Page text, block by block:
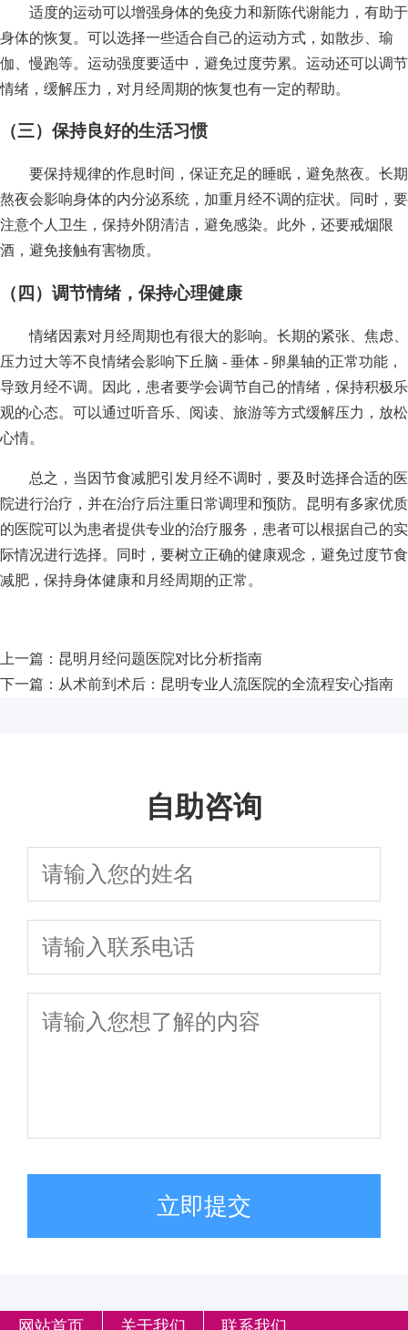
适度的运动可以增强身体的免疫力和新陈代谢能力，有助于
身体的恢复。可以选择一些适合自己的运动方式，如散步、瑜
伽、慢跑等。运动强度要适中，避免过度劳累。运动还可以调节
情绪，缓解压力，对月经周期的恢复也有一定的帮助。
（三）保持良好的生活习惯
要保持规律的作息时间，保证充足的睡眠，避免熬夜。长期
熬夜会影响身体的内分泌系统，加重月经不调的症状。同时，要
注意个人卫生，保持外阴清洁，避免感染。此外，还要戒烟限
酒，避免接触有害物质。
（四）调节情绪，保持心理健康
情绪因素对月经周期也有很大的影响。长期的紧张、焦虑、
压力过大等不良情绪会影响下丘脑 - 垂体 - 卵巢轴的正常功能，
导致月经不调。因此，患者要学会调节自己的情绪，保持积极乐
观的心态。可以通过听音乐、阅读、旅游等方式缓解压力，放松
心情。
总之，当因节食减肥引发月经不调时，要及时选择合适的医
院进行治疗，并在治疗后注重日常调理和预防。昆明有多家优质
的医院可以为患者提供专业的治疗服务，患者可以根据自己的实
际情况进行选择。同时，要树立正确的健康观念，避免过度节食
减肥，保持身体健康和月经周期的正常。
上一篇： 昆明月经问题医院对比分析指南
下一篇： 从术前到术后：昆明专业人流医院的全流程安心指南
自助咨询
立即提交